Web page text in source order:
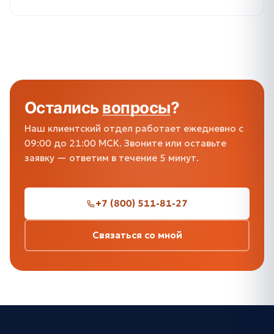
Осталисьвопросы?
Наш клиентский отдел работает ежедневно с
09:00 до 21:00 МСК. Звоните или оставьте
заявку — ответим в течение 5 минут.
+7 (800) 511-81-27
Связаться со мной